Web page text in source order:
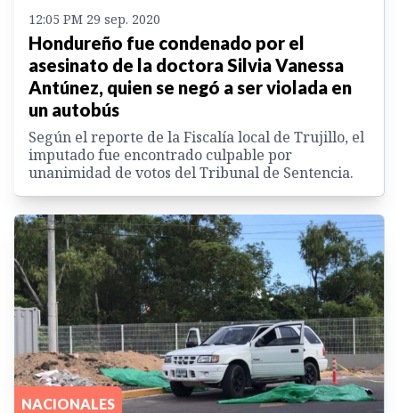
12:05 PM 29 sep. 2020
Hondureño fue condenado por el
asesinato de la doctora Silvia Vanessa
Antúnez, quien se negó a ser violada en
un autobús
Según el reporte de la Fiscalía local de Trujillo, el
imputado fue encontrado culpable por
unanimidad de votos del Tribunal de Sentencia.
NACIONALES